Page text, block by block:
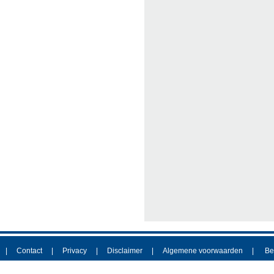
Contact Privacy Disclaimer Algemene voorwaarden